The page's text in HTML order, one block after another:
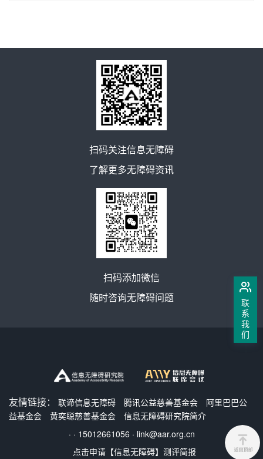
扫码关注信息无障碍
了解更多无障碍资讯
扫码添加微信
随时咨询无障碍问题
友情链接： 联谛信息无障碍 腾讯公益慈善基金会
阿里巴巴公
益基金会
黄奕聪慈善基金会
信息无障碍研究院简介
· · 15012661056 · link@aar.org.cn
点击申请【信息无障碍】测评简报
联
系
我
们